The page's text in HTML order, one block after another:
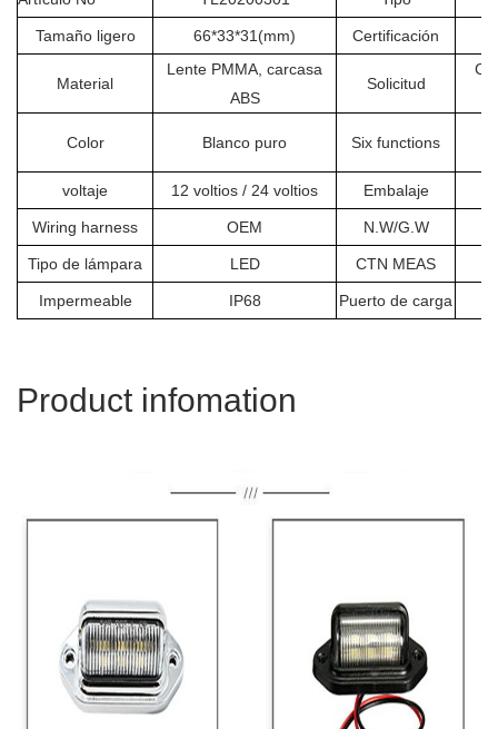
Tamaño ligero 66*33*31(mm) Certificación
Material
Lente PMMA, carcasa
ABS
Solicitud
Color Blanco puro Six functions
voltaje 12 voltios / 24 voltios Embalaje
Wiring harness OEM N.W/G.W
Tipo de lámpara LED CTN MEAS
Impermeable IP68 Puerto de carga
Product infomation